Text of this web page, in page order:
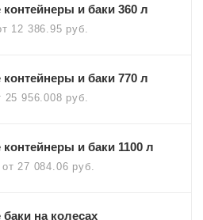
и баки 360 л
12 386.95 руб.
и баки 770 л
25 956.008 руб.
и баки 1100 л
от 27 084.06 руб.
на колесах